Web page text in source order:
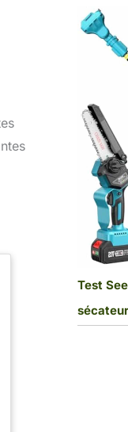
Test